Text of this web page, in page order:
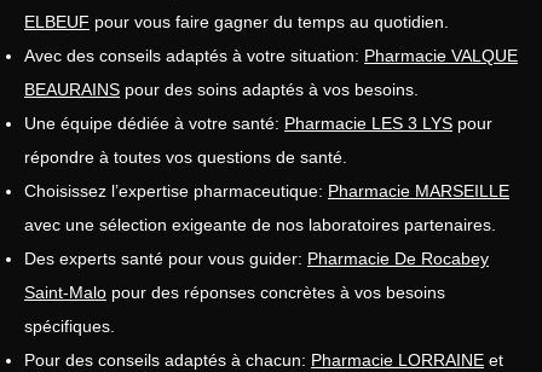
ELBEUF pour vous faire gagner du temps au quotidien.
Avec des conseils adaptés à votre situation: Pharmacie VALQUE
BEAURAINS pour des soins adaptés à vos besoins.
Une équipe dédiée à votre santé: Pharmacie LES 3 LYS pour
répondre à toutes vos questions de santé.
Choisissez l’expertise pharmaceutique: Pharmacie MARSEILLE
avec une sélection exigeante de nos laboratoires partenaires.
Des experts santé pour vous guider: Pharmacie De Rocabey
Saint-Malo pour des réponses concrètes à vos besoins
spécifiques.
Pour des conseils adaptés à chacun: Pharmacie LORRAINE et